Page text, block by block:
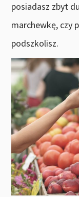
posiadasz zbyt
marchewkę, czy
podszkolisz.